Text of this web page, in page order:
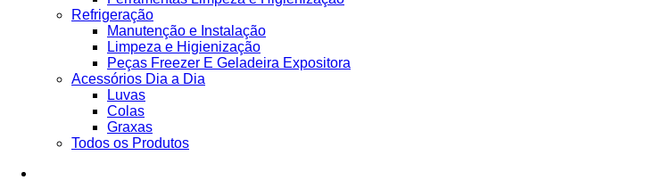
Refrigeração
Manutenção e Instalação
Limpeza e Higienização
Peças Freezer E Geladeira Expositora
Acessórios Dia a Dia
Luvas
Colas
Graxas
Todos os Produtos